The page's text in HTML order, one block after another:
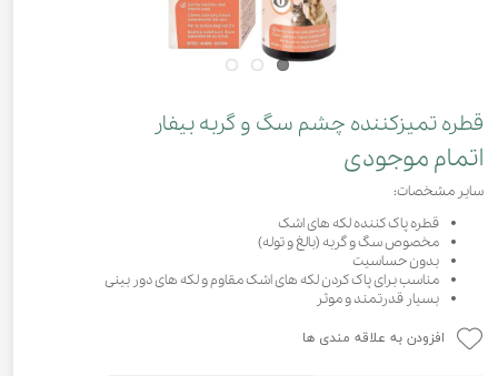
قطره تمیزکننده چشم سگ و گربه بیفار
اتمام موجودی
سایر مشخصات:
قطره پاک کننده لکه های اشک
مخصوص سگ و گربه (بالغ و توله)
بدون حساسیت
مناسب برای پاک کردن لکه های اشک مقاوم و لکه های دور بینی
بسیار قدرتمند و موثر
افزودن به علاقه مندی ها